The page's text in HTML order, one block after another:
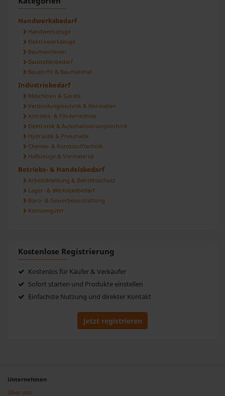
Handwerksbedarf
Handwerkzeuge
Elektrowerkzeuge
Baumaschinen
Baustellenbedarf
Baustoffe & Baumaterial
Industriebedarf
Maschinen & Geräte
Verbindungstechnik & Normalien
Antriebs- & Fördertechnik
Elektronik & Automatisierungstechnik
Hydraulik & Pneumatik
Chemie- & Kunststofftechnik
Halbzeuge & Vormaterial
Betriebs- & Handelsbedarf
Arbeitskleidung & Betriebsschutz
Lager- & Werkstattbedarf
Büro- & Gewerbeausstattung
Konsumgüter
Kostenlose Registrierung
Kostenlos für Käufer & Verkäufer
Sofort starten und Produkte einstellen
Einfachste Nutzung und direkter Kontakt
Jetzt registrieren
Unternehmen
Über uns